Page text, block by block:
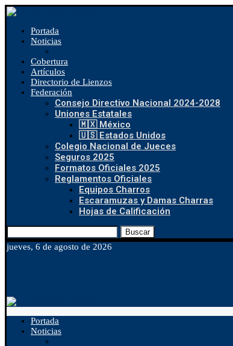
Portada
Noticias
Cobertura
Artículos
Directorio de Lienzos
Federación
Consejo Directivo Nacional 2024-2028
Uniones Estatales
🇲🇽 México
🇺🇸 Estados Unidos
Colegio Nacional de Jueces
Seguros 2025
Formatos Oficiales 2025
Reglamentos Oficiales
Equipos Charros
Escaramuzas y Damas Charras
Hojas de Calificación
Buscar
jueves, 6 de agosto de 2026
Portada
Noticias